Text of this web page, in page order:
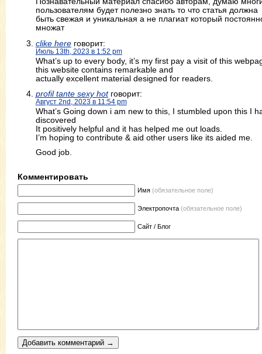
пользователям будет полезно знать то что статья должна
быть свежая и уникальная а не плагиат который
множат
clike hereговорит:
Июль 13th, 2023 в 1:52 pm
What’s up to every body, it’s my first pay a visit of this
this website contains remarkable and
actually excellent material designed for readers.
profil tante sexy hotговорит:
Август 2nd, 2023 в 11:54 pm
What’s Going down i am new to this, I stumbled upon this I
discovered
It positively helpful and it has helped me out loads.
I’m hoping to contribute & aid other users like its aided me.
Good job.
Комментировать
Имя (обязательное поле)
Электропочта (обязательное поле)
Сайт / Блог